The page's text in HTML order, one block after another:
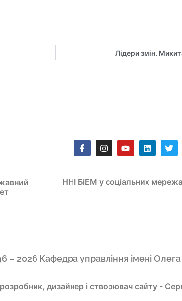
Лідери змін.
ННІ БіЕМ у соціальних
– 2026 Кафедра управління імені
дизайнер і створювач сайту -